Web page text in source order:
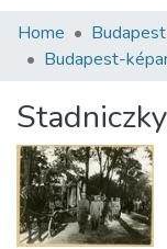
Communities &
Statistics
About us
Home
Budapest-